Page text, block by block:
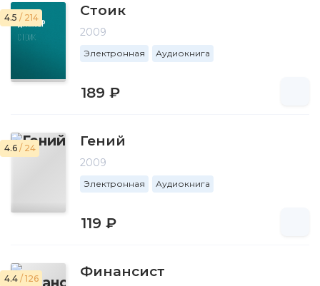
4.5 / 214 Стоик
2009
Электронная Аудиокнига
189 ₽
4.6 / 24 Гений
2009
Электронная Аудиокнига
119 ₽
4.4 / 126 Финансист